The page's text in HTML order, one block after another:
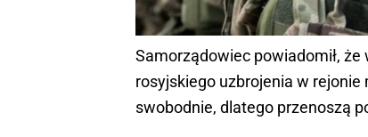
Samorządowiec powiadomił,
rosyjskiego uzbrojenia w
swobodnie, dlatego przenoszą